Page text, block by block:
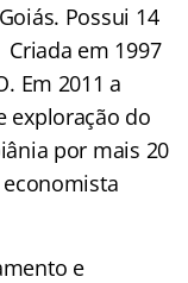
Possui 14
em 1997
Em 2011 a
exploração do
por mais 20
e